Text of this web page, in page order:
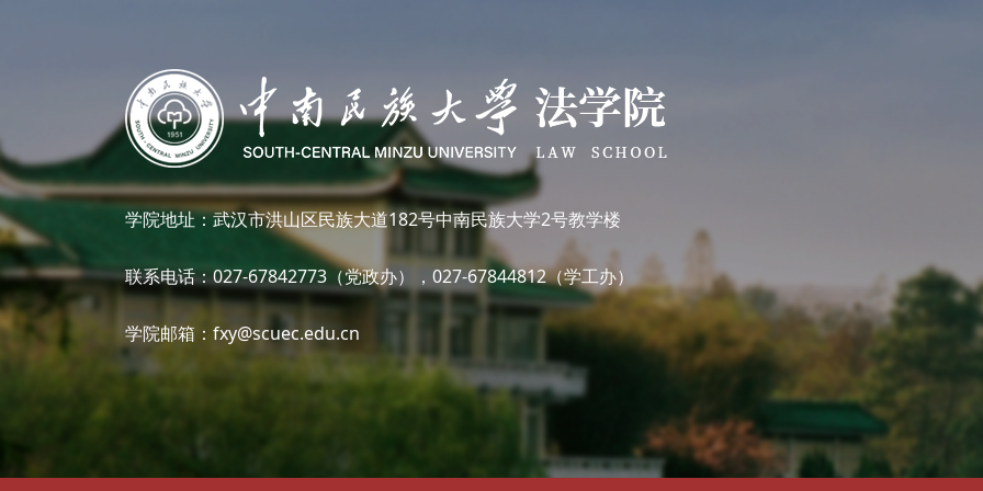
学院地址：武汉市洪山区民族大道182号中南民族大学2号教学楼
联系电话：027-67842773（党政办），027-67844812（学工办）
学院邮箱：fxy@scuec.edu.cn